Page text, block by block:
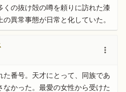
くの抜け殻の噂を頼りに訪れた漆
異常事態が日常と化していた。
番号。天才にとって、同族であ
なかった。最愛の女性から受けた